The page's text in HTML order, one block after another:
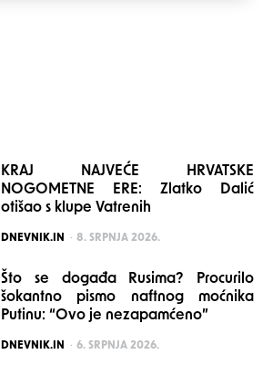
KRAJ NAJVEĆE HRVATSKE
NOGOMETNE ERE: Zlatko Dalić
otišao s klupe Vatrenih
POSTED
DNEVNIK.IN 8. SRPNJA 2026.
Što se događa Rusima? Procurilo
šokantno pismo naftnog moćnika
Putinu: “Ovo je nezapamćeno”
POSTED
DNEVNIK.IN 6. SRPNJA 2026.